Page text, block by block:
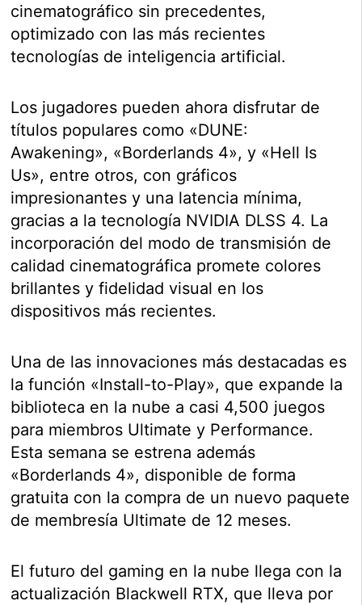
cinematográfico sin precedentes,
optimizado con las más recientes
tecnologías de inteligencia artificial.
Los jugadores pueden ahora disfrutar de
títulos populares como «DUNE:
Awakening», «Borderlands 4», y «Hell Is
Us», entre otros, con gráficos
impresionantes y una latencia mínima,
gracias a la tecnología NVIDIA DLSS 4. La
incorporación del modo de transmisión de
calidad cinematográfica promete colores
brillantes y fidelidad visual en los
dispositivos más recientes.
Una de las innovaciones más destacadas es
la función «Install-to-Play», que expande la
biblioteca en la nube a casi 4,500 juegos
para miembros Ultimate y Performance.
Esta semana se estrena además
«Borderlands 4», disponible de forma
gratuita con la compra de un nuevo paquete
de membresía Ultimate de 12 meses.
El futuro del gaming en la nube llega con la
actualización Blackwell RTX, que lleva por